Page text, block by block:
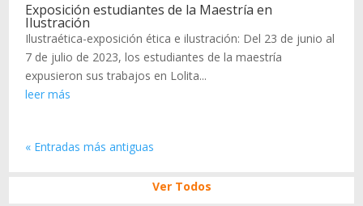
Exposición estudiantes de la Maestría en
Ilustración
Ilustraética-exposición ética e ilustración: Del 23 de junio al
7 de julio de 2023, los estudiantes de la maestría
expusieron sus trabajos en Lolita...
leer más
« Entradas más antiguas
Ver Todos